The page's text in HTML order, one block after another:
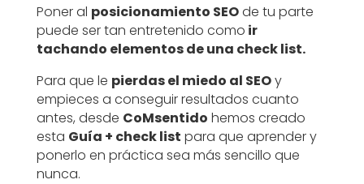
Poner al posicionamiento SEOde tu parte
puede ser tan entretenido como ir
tachando elementos de una check list.
Para que le pierdas el miedo al SEOy
empieces a conseguir resultados cuanto
antes, desde CoMsentido hemos creado
esta Guía + check list para que aprender y
ponerlo en práctica sea más sencillo que
nunca.